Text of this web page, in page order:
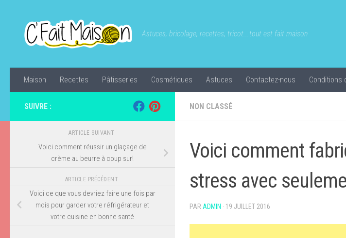
Astuces, bricolage, recettes, tricot...tout est fait maison
Maison Recettes Pâtisseries Cosmétiques Astuces Contactez-nous Conditions
NON CLASSÉ
Voici comment
stress avec
PAR ADMIN · 19 JUILLET 2016
SUIVRE :
ARTICLE SUIVANT
Voici comment réussir un glaçage de
crème au beurre à coup sur!
ARTICLE PRÉCÉDENT
Voici ce que vous devriez faire une fois par
mois pour garder votre réfrigérateur et
votre cuisine en bonne santé